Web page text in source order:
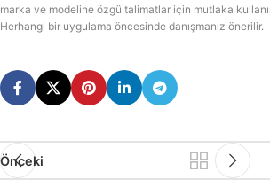
marka ve modeline özgü talimatlar için mutlaka
Herhangi bir uygulama öncesinde danışmanız önerilir.
Önceki